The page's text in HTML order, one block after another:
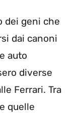
dei geni che
dai canoni
auto
diverse
Ferrari. Tra
quelle